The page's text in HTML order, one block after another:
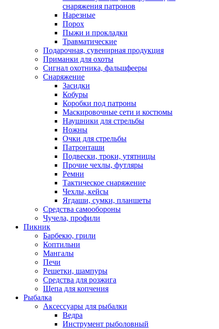
снаряжения патронов
Нарезные
Порох
Пыжи и прокладки
Травматические
Подарочная, сувенирная продукция
Приманки для охоты
Сигнал охотника, фальшфееры
Снаряжение
Засидки
Кобуры
Коробки под патроны
Маскировочные сети и костюмы
Наушники для стрельбы
Ножны
Очки для стрельбы
Патронташи
Подвески, троки, утятницы
Прочие чехлы, футляры
Ремни
Тактическое снаряжение
Чехлы, кейсы
Ягдаши, сумки, планшеты
Средства самообороны
Чучела, профили
Пикник
Барбекю, грили
Коптильни
Мангалы
Печи
Решетки, шампуры
Средства для розжига
Щепа для копчения
Рыбалка
Аксессуары для рыбалки
Ведра
Инструмент рыболовный